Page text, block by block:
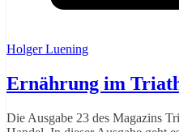
Holger Luening
Ernährung im
Die Ausgabe 23 des Magazins